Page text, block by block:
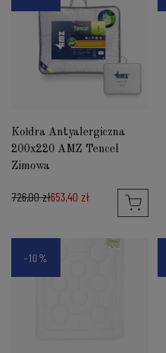
Kołdra Antyalergiczna
200x220 AMZ Tencel
Zimowa
726,00 zł653,40 zł
-10%